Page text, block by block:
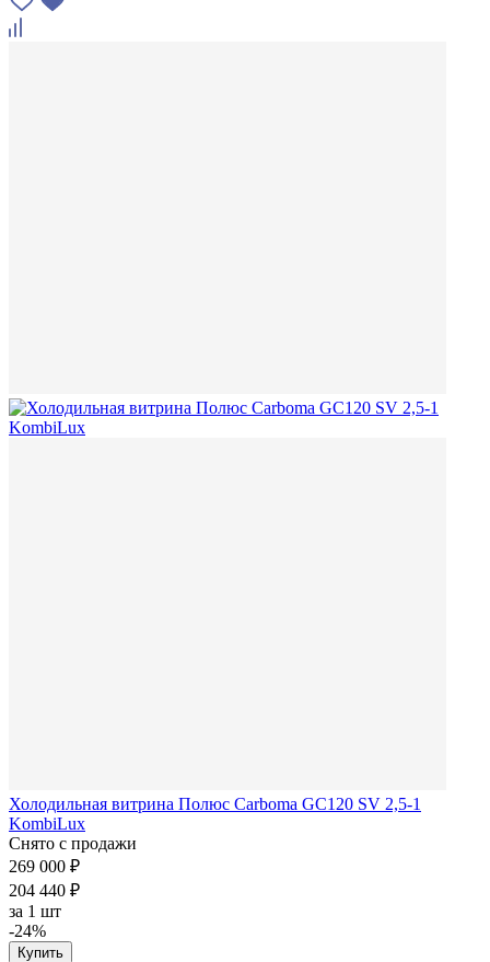
Холодильная витрина Полюс Carboma GC120 SV 2,5-1
KombiLux
Снято с продажи
269 000 ₽
204 440 ₽
за 1 шт
-24%
Купить